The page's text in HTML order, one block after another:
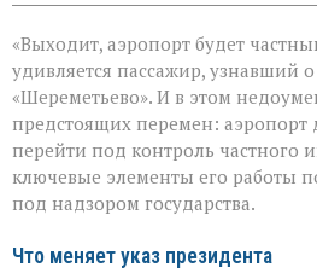
«Выходит, аэропорт будет
удивляется пассажир, узнавший
«Шереметьево». И в этом
предстоящих перемен: аэропорт
перейти под контроль частного
ключевые элементы его работы
под надзором государства.
Что меняет указ президента